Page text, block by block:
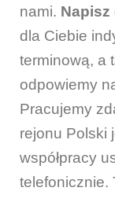
nami. Napisz
dla Ciebie
terminową, a
odpowiemy
Pracujemy
rejonu Polski
współpracy
telefonicznie.